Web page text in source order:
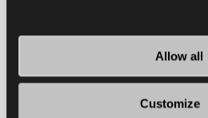
Allow all
Customize